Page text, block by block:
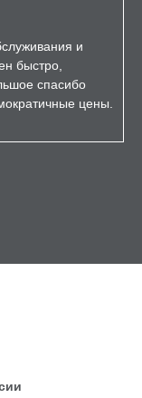
и
быстро,
спасибо
цены.